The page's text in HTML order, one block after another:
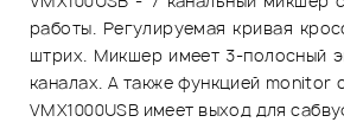
работы. Регулируемая кривая
штрих. Микшер имеет 3-полосный
каналах. А также функцией monitor
VMX1000USB имеет выход для